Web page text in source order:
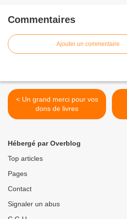
Commentaires
Ajouter un commentaire
< Un grand merci pour vos
dons de livres
Hébergé par Overblog
Top articles
Pages
Contact
Signaler un abus